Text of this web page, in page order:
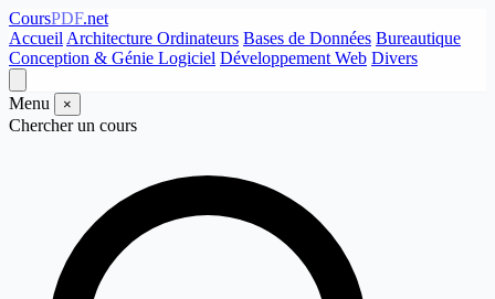
CoursPDF.net
Accueil Architecture Ordinateurs Bases de Données Bureautique
Conception & Génie Logiciel Développement Web Divers
Menu ×
Chercher un cours